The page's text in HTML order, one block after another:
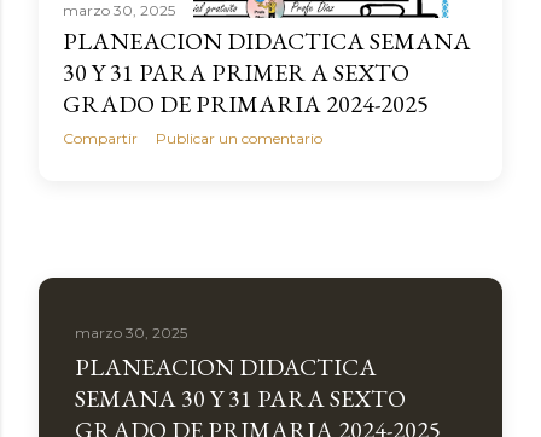
marzo 30, 2025
PLANEACION DIDACTICA SEMANA
30 Y 31 PARA PRIMER A SEXTO
GRADO DE PRIMARIA 2024-2025
Compartir Publicar un comentario
marzo 30, 2025
PLANEACION DIDACTICA
SEMANA 30 Y 31 PARA SEXTO
GRADO DE PRIMARIA 2024-2025